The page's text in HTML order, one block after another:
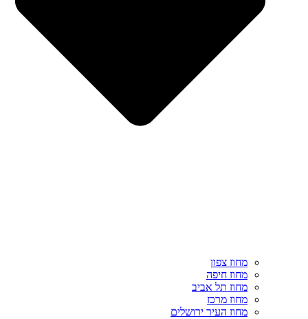
מחוז צפון
מחוז חיפה
מחוז תל אביב
מחוז מרכז
מחוז העיר ירושלים